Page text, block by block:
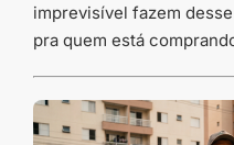
imprevisível fazem
pra quem está